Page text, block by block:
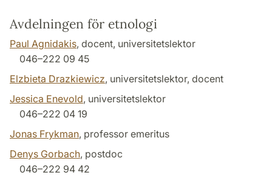
Avdelningen för etnologi
Paul Agnidakis, docent, universitetslektor
046–222 09 45
Elzbieta Drazkiewicz, universitetslektor, docent
Jessica Enevold, universitetslektor
046–222 04 19
Jonas Frykman, professor emeritus
Denys Gorbach, postdoc
046–222 94 42